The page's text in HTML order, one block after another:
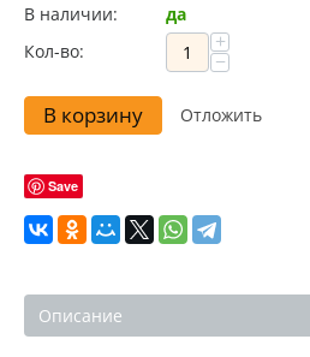
В наличии:
да
Кол-во:
+
−
В корзину Отложить
Save
Описание